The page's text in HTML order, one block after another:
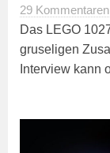
29 Kommentaren
Das LEGO
gruseligen
Interview kann